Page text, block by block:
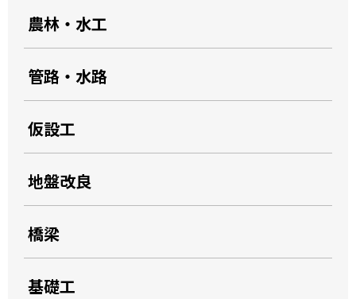
農林・水工
管路・水路
仮設工
地盤改良
橋梁
基礎工